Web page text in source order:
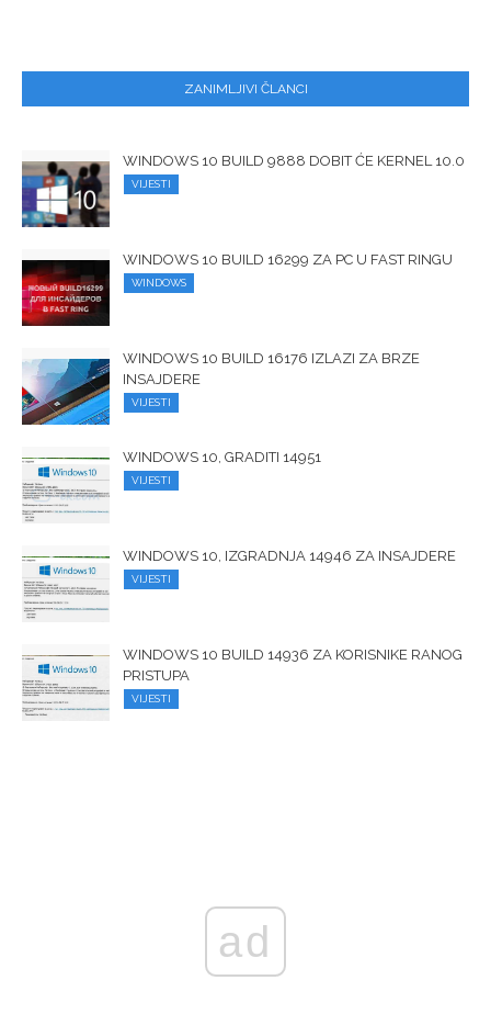
ZANIMLJIVI ČLANCI
WINDOWS 10 BUILD 9888 DOBIT ĆE KERNEL 10.0
VIJESTI
WINDOWS 10 BUILD 16299 ZA PC U FAST RINGU
WINDOWS
WINDOWS 10 BUILD 16176 IZLAZI ZA BRZE
INSAJDERE
VIJESTI
WINDOWS 10, GRADITI 14951
VIJESTI
WINDOWS 10, IZGRADNJA 14946 ZA INSAJDERE
VIJESTI
WINDOWS 10 BUILD 14936 ZA KORISNIKE RANOG
PRISTUPA
VIJESTI
ad